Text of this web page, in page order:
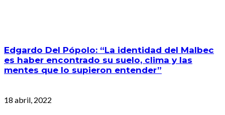
Edgardo Del Pópolo: “La identidad del Malbec
es haber encontrado su suelo, clima y las
mentes que lo supieron entender”
18 abril, 2022